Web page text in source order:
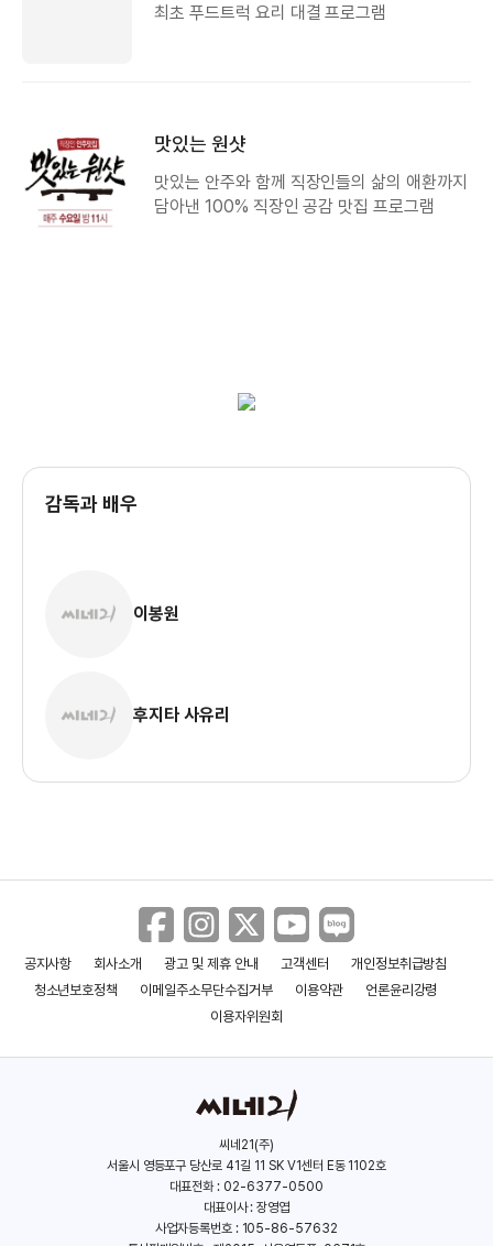
최초 푸드트럭 요리 대결 프로그램
맛있는 원샷
맛있는 안주와 함께 직장인들의 삶의 애환까지
담아낸 100% 직장인 공감 맛집 프로그램
감독과 배우
이봉원
후지타 사유리
공지사항 회사소개 광고 및 제휴 안내 고객센터
개인정보취급방침
청소년보호정책
이메일주소무단수집거부 이용약관
언론윤리강령
이용자위원회
씨네21(주)
서울시 영등포구 당산로 41길 11 SK V1센터 E동 1102호
대표전화 : 02-6377-0500
대표이사 : 장영엽
사업자등록번호 : 105-86-57632